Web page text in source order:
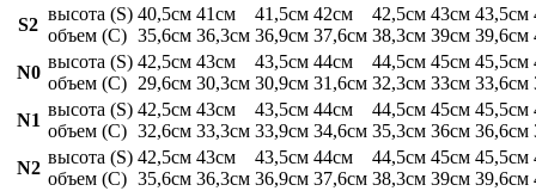
S2
высота (S)
объем (C)
40,5см
35,6см
41см
36,3см
41,5см
36,9см
42см
37,6см
42,5см
38,3см
43см
39см
43,5см
39,6см
N0
высота (S)
объем (C)
42,5см
29,6см
43см
30,3см
43,5см
30,9см
44см
31,6см
44,5см
32,3см
45см
33см
45,5см
33,6см
N1
высота (S)
объем (C)
42,5см
32,6см
43см
33,3см
43,5см
33,9см
44см
34,6см
44,5см
35,3см
45см
36см
45,5см
36,6см
N2
высота (S)
объем (C)
42,5см
35,6см
43см
36,3см
43,5см
36,9см
44см
37,6см
44,5см
38,3см
45см
39см
45,5см
39,6см